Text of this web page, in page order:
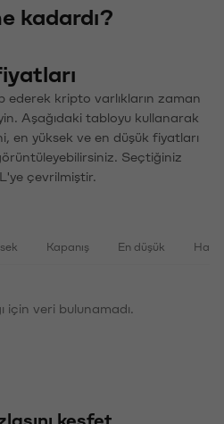
kadardı?
kripto varlıkların zaman
Aşağıdaki tabloyu kullanarak
en yüksek ve en düşük fiyatları
Seçtiğiniz
çevrilmiştir.
Kapanış En düşük
için veri bulunamadı.
keşfet